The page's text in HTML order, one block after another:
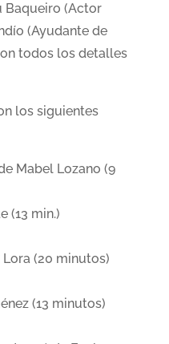
Baqueiro (Actor
(Ayudante de
todos los detalles
los siguientes
Mabel Lozano (9
(13 min.)
Lora (20 minutos)
(13 minutos)